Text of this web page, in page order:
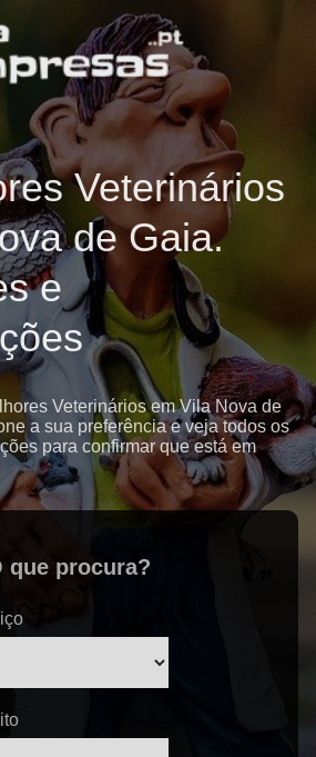
Veterinários
de Gaia.
e
Veterinários em Vila Nova de
a sua preferência e veja todos os
para confirmar que está em
que procura?